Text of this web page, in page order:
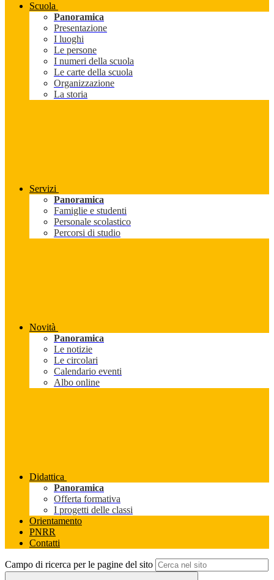
Scuola
Panoramica
Presentazione
I luoghi
Le persone
I numeri della scuola
Le carte della scuola
Organizzazione
La storia
Servizi
Panoramica
Famiglie e studenti
Personale scolastico
Percorsi di studio
Novità
Panoramica
Le notizie
Le circolari
Calendario eventi
Albo online
Didattica
Panoramica
Offerta formativa
I progetti delle classi
Orientamento
PNRR
Contatti
Campo di ricerca per le pagine del sito